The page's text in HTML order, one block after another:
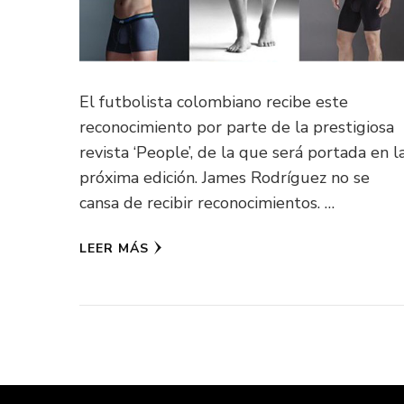
El futbolista colombiano recibe este
reconocimiento por parte de la prestigiosa
revista ‘People’, de la que será portada en
próxima edición. James Rodríguez no se
cansa de recibir reconocimientos. …
LEER MÁS